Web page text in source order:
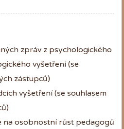
zpráv z psychologického
vyšetření (se
zástupců)
vyšetření (se souhlasem
na osobnostní růst pedagogů